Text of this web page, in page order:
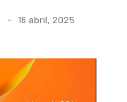
16 abril, 2025